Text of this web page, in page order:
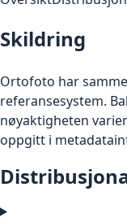
Skildring
Ortofoto har
referansesystem.
nøyaktigheten
oppgitt i